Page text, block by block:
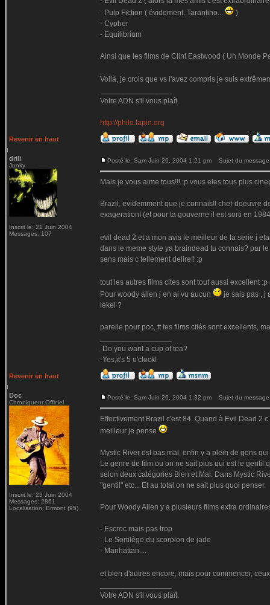
- Pulp Fiction ( évidement, Tarantino...
)
- Cypher
- Equilibrium
Ainsi que les films de Clint Eastwood ( Un Monde
Voilà, je crois que vs l'avez compris je suis
Votre ADN s'il vous plaît.
http://philo.lapin.org
Revenir en haut
drili
Junky
Inscrit le: 21 Juin 2004
Messages: 107
Posté le: Sam Juin 26, 2004 1:21 pm Sujet du
Mais je vous aime tous!!! :p vous etes tous plus
Brazil, evidemment que je connais!! chef-doeuvre
exageration! (et pour ta gouverne il est sorti en
evil dead 2 et a mon avis le meilleur de la serie j
dans le meme style ya braindead tu connais? par
sens mais c tellement delire!! :p
tout les autres films cites sont tout aussi excellent
Pour woody allen j en ai vu aucun
je sais pas , j
lekel ?
pareile pour poc, tt tes films cités sont excellents,
-Do you want a cup of tea?
-Yes,it's 5 o'clock!
Revenir en haut
Doc
Chroniqueur Officiel
Inscrit le: 23 Juin 2004
Messages: 2861
Localisation: Ermont (95)
Posté le: Sam Juin 26, 2004 1:32 pm Sujet du
Effectivement Brazil c'est 84. Quand à Evil Dead 2
meilleur je pense
Mystic River est pas mal, enfin y a plein de gens
Le genre de film ou on ne sait plus qui est le gentil
selon deux catégories Bien et Mal. Dans Mystic
"gentil" etc... Et au total on ne sait plus quoi penser.
Pour Woody Allen y a plusieurs films extra
- Escroc mais pas trop
- Le Sortilège du scorpion de jade
- Manhattan....
et bien d'autres encore, mais pour commencer,
Votre ADN s'il vous plaît.